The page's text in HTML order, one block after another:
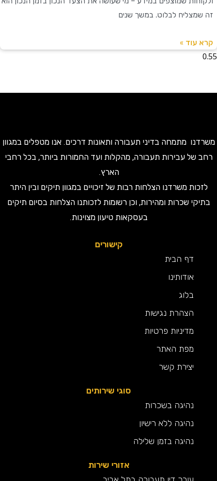
לבלוט. במשך שנים
»
מתמחה בדיני תעבורה ותאונות דרכים. אנו מטפלים במגוון
עבירות תעבורה, מהקלות ועד החמורות ביותר, בכל רחבי
הארץ.
משרדנו הצלחות רבות של זיכויים במגוון תיקים ובין היתר
שכרות ומהירות, וכן רשומות לזכותנו הצלחות בסיום תיקים
בעסקאות טיעון מצוינות.
קישורים
דף הבית
אודותינו
הצהרת נגישות
מדיניות פרטיות
מפת האתר
יצירת קשר
סוגי שירותים
נהיגה בשכרות
נהיגה ללא רישיון
נהיגה בזמן שלילה
אזורי שירות